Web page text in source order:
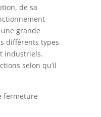
de sa
grande
différents types
industriels.
selon qu’il
fermeture